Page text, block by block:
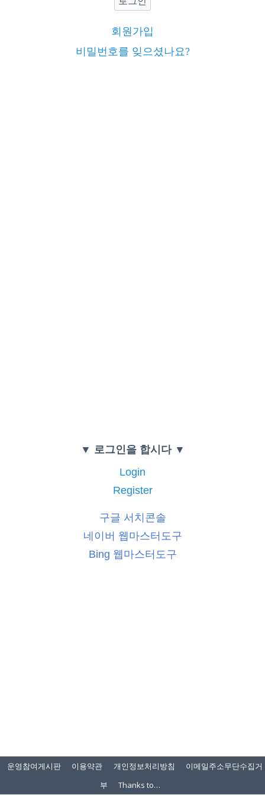
회원가입
비밀번호를 잊으셨나요?
▼ 로그인을 합시다 ▼
Login
Register
구글 서치콘솔
네이버 웹마스터도구
Bing 웹마스터도구
운영참여게시판 이용약관 개인정보처리방침
이메일주소무단수집거
부
Thanks to…